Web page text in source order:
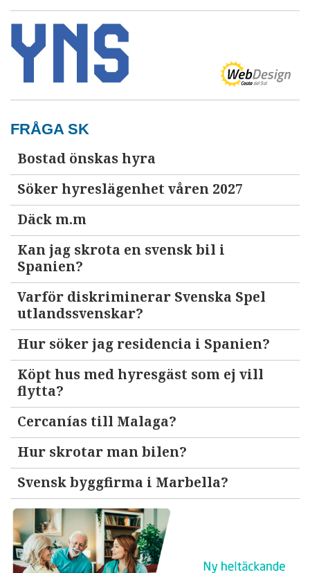
FRÅGA SK
Bostad önskas hyra
Söker hyreslägenhet våren 2027
Däck m.m
Kan jag skrota en svensk bil i
Spanien?
Varför diskriminerar Svenska Spel
utlandssvenskar?
Hur söker jag residencia i Spanien?
Köpt hus med hyresgäst som ej vill
flytta?
Cercanías till Malaga?
Hur skrotar man bilen?
Svensk byggfirma i Marbella?